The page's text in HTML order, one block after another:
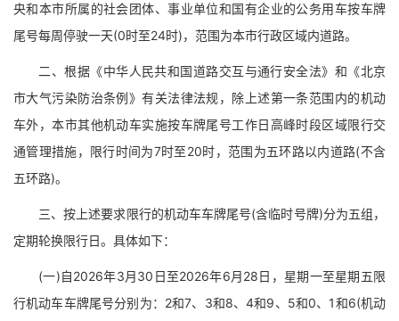
央和本市所属的社会团体、事业单位和国有企业的公务用车按车牌
尾号每周停驶一天(0时至24时)，范围为本市行政区域内道路。
二、根据《中华人民共和国道路交互与通行安全法》和《北京
市大气污染防治条例》有关法律法规，除上述第一条范围内的机动
车外，本市其他机动车实施按车牌尾号工作日高峰时段区域限行交
通管理措施，限行时间为7时至20时，范围为五环路以内道路(不含
五环路)。
三、按上述要求限行的机动车车牌尾号(含临时号牌)分为五组，
定期轮换限行日。具体如下：
(一)自2026年3月30日至2026年6月28日，星期一至星期五限
行机动车车牌尾号分别为：2和7、3和8、4和9、5和0、1和6(机动